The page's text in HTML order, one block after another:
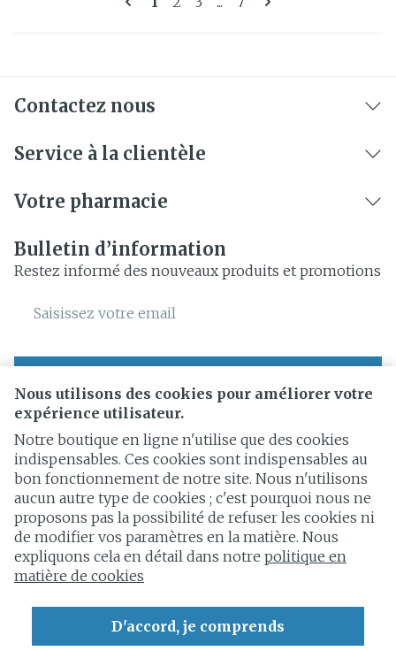
Nous utilisons des cookies pour améliorer votre
expérience utilisateur.
Notre boutique en ligne n'utilise que des cookies
indispensables. Ces cookies sont indispensables au
bon fonctionnement de notre site. Nous n'utilisons
aucun autre type de cookies ; c'est pourquoi nous ne
proposons pas la possibilité de refuser les cookies ni
de modifier vos paramètres en la matière. Nous
expliquons cela en détail dans notre politique en
matière de cookies
D'accord, je comprends
Contactez nous
Service à la clientèle
Votre pharmacie
Bulletin d’information
Restez informé des nouveaux produits et promotions
Adresse mail
En cliquant sur s'abonner, vous vous abonnez à notre
newsletter et acceptez notrepolitique de confidentialité
Liens légaux